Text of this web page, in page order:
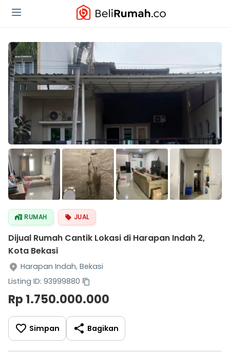
RUMAH JUAL
Dijual Rumah Cantik Lokasi di Harapan Indah 2,
Kota Bekasi
Harapan Indah, Bekasi
Listing ID: 93999880
Rp 1.750.000.000
Simpan Bagikan